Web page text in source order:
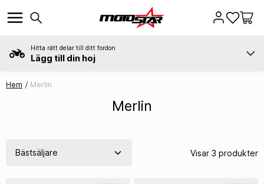
Hitta rätt delar till ditt fordon
Lägg till din hoj
Hem Merlin
Merlin
Visar 3 produkter